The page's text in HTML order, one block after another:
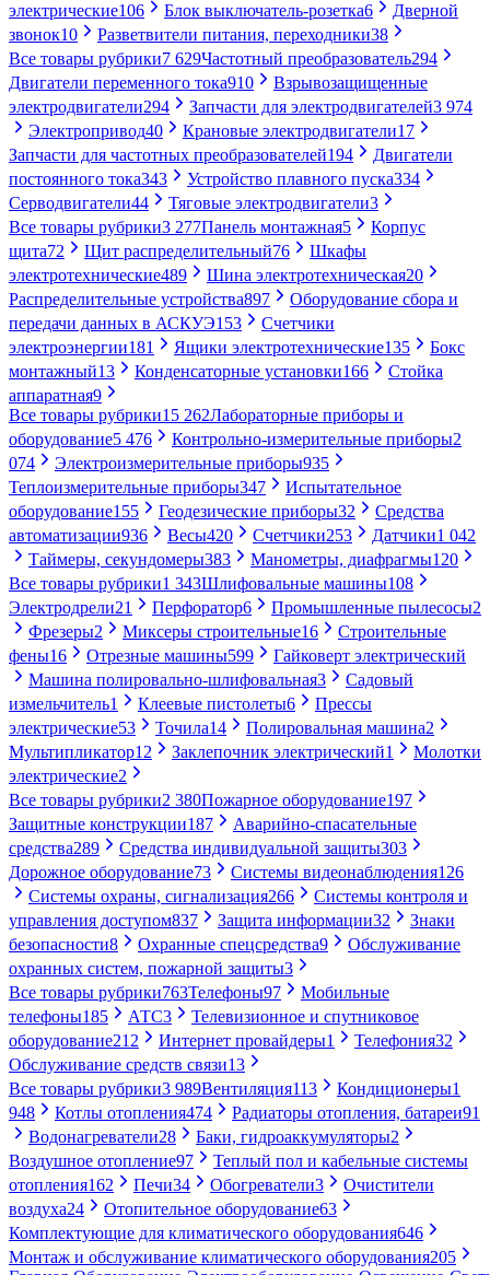
электрические106 Блок выключатель-розетка6
Дверной
звонок10 Разветвители питания, переходники38
Все товары рубрики7 629Частотный преобразователь294
Двигатели переменного тока910
Взрывозащищенные
электродвигатели294 Запчасти для электродвигателей3 974
Электропривод40 Крановые электродвигатели17
Запчасти для частотных преобразователей194
Двигатели
постоянного тока343 Устройство плавного пуска334
Серводвигатели44 Тяговые электродвигатели3
Все товары рубрики3 277Панель монтажная5
Корпус
щита72 Щит распределительный76
Шкафы
электротехнические489 Шина электротехническая20
Распределительные устройства897
Оборудование сбора и
передачи данных в АСКУЭ153
Счетчики
электроэнергии181 Ящики электротехнические135
Бокс
монтажный13 Конденсаторные установки166
Стойка
аппаратная9
Все товары рубрики15 262Лабораторные приборы и
оборудование5 476 Контрольно-измерительные приборы2
074
Электроизмерительные приборы935
Теплоизмерительные приборы347
Испытательное
оборудование155 Геодезические приборы32
Средства
автоматизации936 Весы420 Счетчики253 Датчики1 042
Таймеры, секундомеры383 Манометры, диафрагмы120
Все товары рубрики1 343Шлифовальные машины108
Электродрели21 Перфоратор6 Промышленные пылесосы2
Фрезеры2 Миксеры строительные16
Строительные
фены16 Отрезные машины599
Гайковерт электрический
Машина полировально-шлифовальная3
Садовый
измельчитель1 Клеевые пистолеты6
Прессы
электрические53 Точила14 Полировальная машина2
Мультипликатор12 Заклепочник электрический1
Молотки
электрические2
Все товары рубрики2 380Пожарное оборудование197
Защитные конструкции187
Аварийно-спасательные
средства289 Средства индивидуальной защиты303
Дорожное оборудование73 Системы видеонаблюдения126
Системы охраны, сигнализация266
Системы контроля и
управления доступом837 Защита информации32
Знаки
безопасности8 Охранные спецсредства9
Обслуживание
охранных систем, пожарной защиты3
Все товары рубрики763Телефоны97
Мобильные
телефоны185 АТС3
Телевизионное и спутниковое
оборудование212 Интернет провайдеры1 Телефония32
Обслуживание средств связи13
Все товары рубрики3 989Вентиляция113 Кондиционеры1
948
Котлы отопления474 Радиаторы отопления, батареи91
Водонагреватели28 Баки, гидроаккумуляторы2
Воздушное отопление97
Теплый пол и кабельные системы
отопления162 Печи34 Обогреватели3
Очистители
воздуха24 Отопительное оборудование63
Комплектующие для климатического оборудования646
Монтаж и обслуживание климатического оборудования205